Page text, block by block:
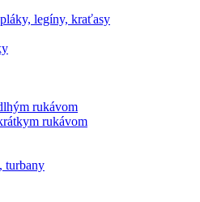
legíny, kraťasy
rukávom
rukávom
turbany